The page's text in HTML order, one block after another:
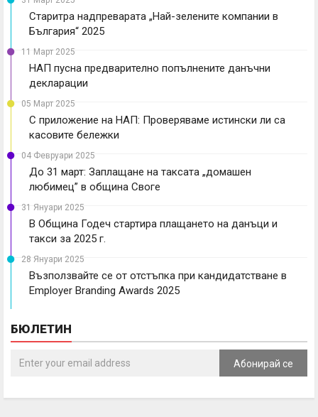
Старитра надпреварата „Най-зелените компании в
България“ 2025
11 Март 2025
НАП пусна предварително попълнените данъчни
декларации
05 Март 2025
С приложение на НАП: Проверяваме истински ли са
касовите бележки
04 Февруари 2025
До 31 март: Заплащане на таксата „домашен
любимец” в община Своге
31 Януари 2025
В Община Годеч стартира плащането на данъци и
такси за 2025 г.
28 Януари 2025
Възползвайте се от отстъпка при кандидатстване в
Employer Branding Awards 2025
БЮЛЕТИН
Абонирай се